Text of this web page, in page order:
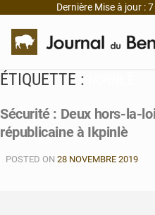
Dernière Mise à jour :
ÉTIQUETTE :
Sécurité : Deux hors-la-
républicaine à Ikpinlè
POSTED ON 28 NOVEMBRE 2019